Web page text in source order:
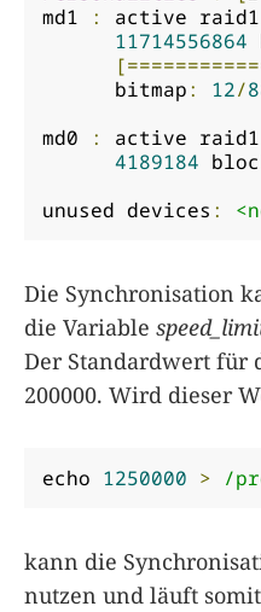
md1
: active raid1
11714556864
      bitmap
: 12/
md0
: active raid1
4189184
unused devices :
Die Synchronisation
die Variable
Der Standardwert für
200000. Wird dieser
echo 1250000 > /
kann die
nutzen und läuft